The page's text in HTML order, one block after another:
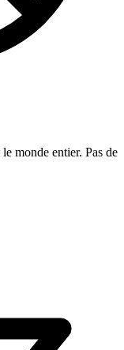
monde entier. Pas de